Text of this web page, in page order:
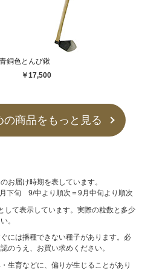
銅色とんび鍬
￥17,500
の商品をもっと見る
お届け時期を表しています。
下旬 9/中より順次＝9月中旬より順次
して表示しています。実際の粒数と多少
。
には播種できない種子があります。必
のうえ、お買い求めください。
生育などに、偏りが生じることがあり